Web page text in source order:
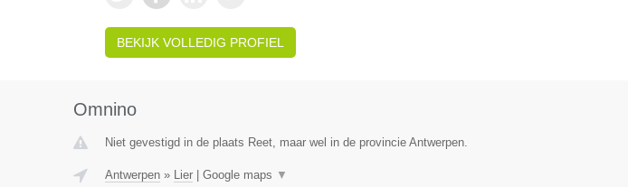
BEKIJK VOLLEDIG PROFIEL
Omnino
Niet gevestigd in de plaats Reet, maar wel in de provincie Antwerpen.
Antwerpen» Lier| Google maps ▼